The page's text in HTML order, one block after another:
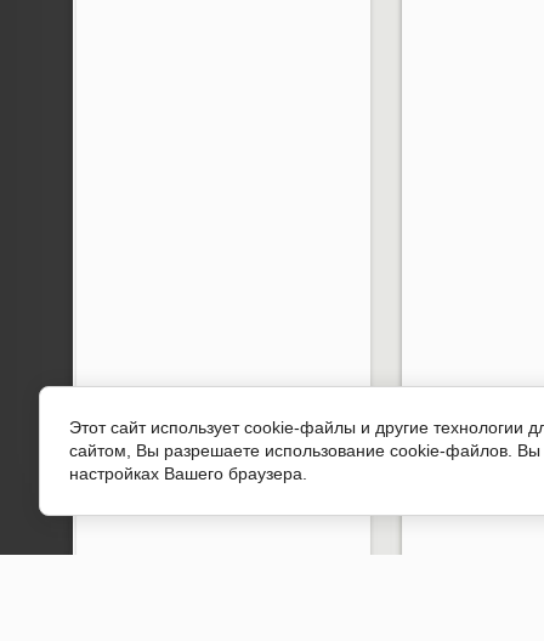
Этот сайт использует cookie-файлы и другие технологии
сайтом, Вы разрешаете использование cookie-файлов.
настройках Вашего браузера.